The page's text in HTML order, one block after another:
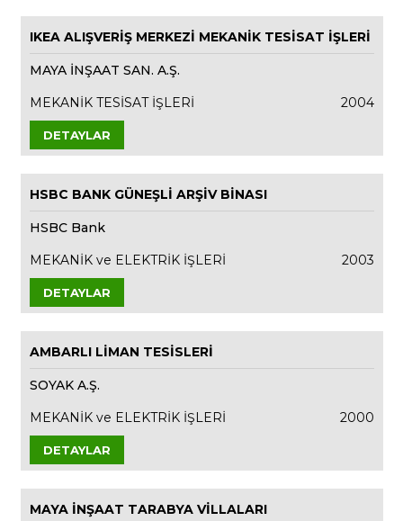
IKEA ALIŞVERİŞ MERKEZİ MEKANİK TESİSAT İŞLERİ
MAYA İNŞAAT SAN. A.Ş.
MEKANİK TESİSAT İŞLERİ
2004
DETAYLAR
HSBC BANK GÜNEŞLİ ARŞİV BİNASI
HSBC Bank
MEKANİK ve ELEKTRİK İŞLERİ
2003
DETAYLAR
AMBARLI LİMAN TESİSLERİ
SOYAK A.Ş.
MEKANİK ve ELEKTRİK İŞLERİ
2000
DETAYLAR
MAYA İNŞAAT TARABYA VİLLALARI